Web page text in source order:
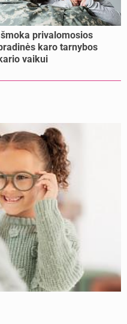
Išmoka privalomosios
karo tarnybos
kario vaikui